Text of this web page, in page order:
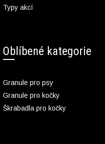
Typy akcí
Oblíbené kategorie
Granule pro psy
Granule pro kočky
Škrabadla pro kočky